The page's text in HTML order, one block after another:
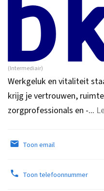
(Intermediair)
Werkgeluk en vitaliteit
krijg je vertrouwen,
zorgprofessionals en -...
Toon email
Toon telefoonnummer